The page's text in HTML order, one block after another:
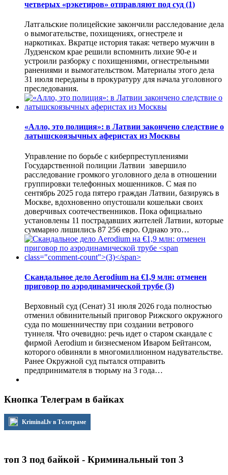
четверых «рэкетиров» отправляют под суд (1)
Латгальские полицейские закончили расследование дела
о вымогательстве, похищениях, огнестреле и
наркотиках. Вкратце история такая: четверо мужчин в
Лудзенском крае решили вспомнить лихие 90-е и
устроили разборку с похищениями, огнестрельными
ранениями и вымогательством. Материалы этого дела
31 июля переданы в прокуратуру для начала уголовного
преследования.
«Алло, это полиция»: в Латвии закончено следствие о
латышскоязычных аферистах из Москвы
Управление по борьбе с киберпреступлениями
Государственной полиции Латвии завершило
расследование громкого уголовного дела в отношении
группировки телефонных мошенников. С мая по
сентябрь 2025 года пятеро граждан Латвии, базируясь в
Москве, вдохновенно опустошали кошельки своих
доверчивых соотечественников. Пока официально
установлены 11 пострадавших жителей Латвии, которые
суммарно лишились 87 256 евро. Однако это…
Скандальное дело Aerodium на €1,9 млн: отменен
приговор по аэродинамической трубе (3)
Верховный суд (Сенат) 31 июля 2026 года полностью
отменил обвинительный приговор Рижского окружного
суда по мошенничеству при создании ветрового
туннеля. Что очевидно: речь идет о старом скандале с
фирмой Aerodium и бизнесменом Иваром Бейтансом,
которого обвиняли в многомиллионном надувательстве.
Ранее Окружной суд пытался отправить
предпринимателя в тюрьму на 3 года…
Кнопка Телеграм в байках
Kriminal.lv в Телеграме
топ 3 под байкой - Криминальный топ 3